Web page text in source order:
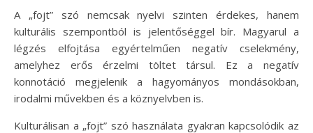
A „fojt” szó nemcsak nyelvi szinten érdekes, hanem
kulturális szempontból is jelentőséggel bír. Magyarul a
légzés elfojtása egyértelműen negatív cselekmény,
amelyhez erős érzelmi töltet társul. Ez a negatív
konnotáció megjelenik a hagyományos mondásokban,
irodalmi művekben és a köznyelvben is.
Kulturálisan a „fojt” szó használata gyakran kapcsolódik az